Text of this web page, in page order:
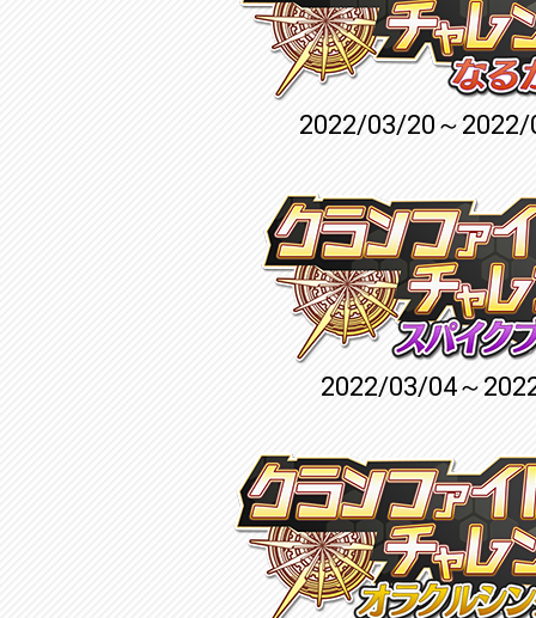
2022/03/20～
2022/03/04～